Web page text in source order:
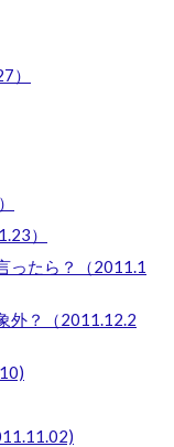
）
）
ったら？（2011.1
外？（2011.12.2